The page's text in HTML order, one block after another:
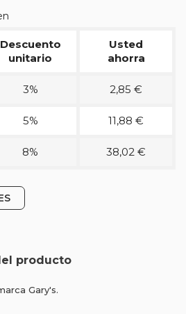
Descuento
unitario
Usted
ahorra
3% 2,85 €
5% 11,88 €
8% 38,02 €
producto
Gary's.